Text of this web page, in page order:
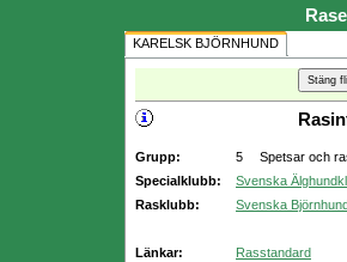
KARELSK BJÖRNHUND
Grupp: 5
Spetsar och
Specialklubb:
Svenska
Rasklubb:
Svenska
Länkar:
Rasstandard